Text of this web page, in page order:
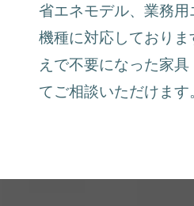
省エネモデル、業務
機種に対応しており
えで不要になった家
てご相談いただけます